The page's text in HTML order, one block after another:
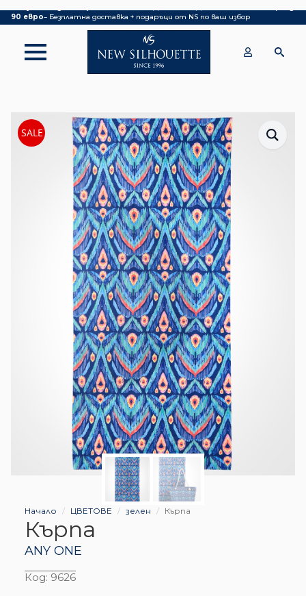
90 евро– Безплатна доставка + подаръци от NS по ваш избор
SALE
Начало ЦВЕТОВЕ зелен Кърпа
Кърпа
ANY ONE
Код: 9626